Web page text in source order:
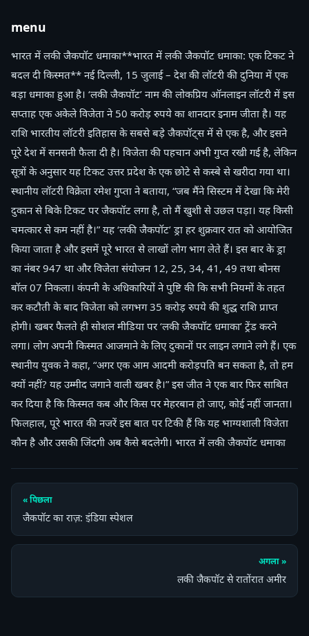
menu
भारत में लकी जैकपॉट धमाका**भारत में लकी जैकपॉट धमाका: एक टिकट ने
बदल दी किस्मत** नई दिल्ली, 15 जुलाई – देश की लॉटरी की दुनिया में एक
बड़ा धमाका हुआ है। ‘लकी जैकपॉट’ नाम की लोकप्रिय ऑनलाइन लॉटरी में इस
सप्ताह एक अकेले विजेता ने 50 करोड़ रुपये का शानदार इनाम जीता है। यह
राशि भारतीय लॉटरी इतिहास के सबसे बड़े जैकपॉट्स में से एक है, और इसने
पूरे देश में सनसनी फैला दी है। विजेता की पहचान अभी गुप्त रखी गई है, लेकिन
सूत्रों के अनुसार यह टिकट उत्तर प्रदेश के एक छोटे से कस्बे से खरीदा गया था।
स्थानीय लॉटरी विक्रेता रमेश गुप्ता ने बताया, “जब मैंने सिस्टम में देखा कि मेरी
दुकान से बिके टिकट पर जैकपॉट लगा है, तो मैं खुशी से उछल पड़ा। यह किसी
चमत्कार से कम नहीं है।” यह ‘लकी जैकपॉट’ ड्रा हर शुक्रवार रात को आयोजित
किया जाता है और इसमें पूरे भारत से लाखों लोग भाग लेते हैं। इस बार के ड्रा
का नंबर 947 था और विजेता संयोजन 12, 25, 34, 41, 49 तथा बोनस
बॉल 07 निकला। कंपनी के अधिकारियों ने पुष्टि की कि सभी नियमों के तहत
कर कटौती के बाद विजेता को लगभग 35 करोड़ रुपये की शुद्ध राशि प्राप्त
होगी। खबर फैलते ही सोशल मीडिया पर ‘लकी जैकपॉट धमाका’ ट्रेंड करने
लगा। लोग अपनी किस्मत आजमाने के लिए दुकानों पर लाइन लगाने लगे हैं। एक
स्थानीय युवक ने कहा, “अगर एक आम आदमी करोड़पति बन सकता है, तो हम
क्यों नहीं? यह उम्मीद जगाने वाली खबर है।” इस जीत ने एक बार फिर साबित
कर दिया है कि किस्मत कब और किस पर मेहरबान हो जाए, कोई नहीं जानता।
फिलहाल, पूरे भारत की नजरें इस बात पर टिकी हैं कि यह भाग्यशाली विजेता
कौन है और उसकी जिंदगी अब कैसे बदलेगी। भारत में लकी जैकपॉट धमाका
« पिछला
जैकपॉट का राज़: इंडिया स्पेशल
अगला »
लकी जैकपॉट से रातोंरात अमीर